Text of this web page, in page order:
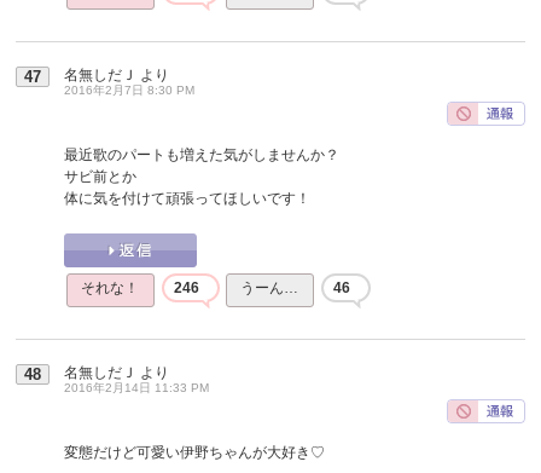
47 名無しだＪ より
2016年2月7日 8:30 PM
最近歌のパートも増えた気がしませんか？
サビ前とか
体に気を付けて頑張ってほしいです！
それな！ 246 うーん… 46
48 名無しだＪ より
2016年2月14日 11:33 PM
変態だけど可愛い伊野ちゃんが大好き♡